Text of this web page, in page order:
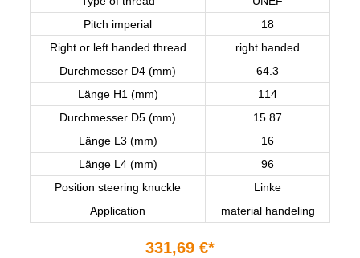
Pitch imperial
18
Right or left handed thread
right handed
Durchmesser D4 (mm)
64.3
Länge H1 (mm)
114
Durchmesser D5 (mm)
15.87
Länge L3 (mm)
16
Länge L4 (mm)
96
Position steering knuckle
Linke
Application
material handeling
331,69 €*